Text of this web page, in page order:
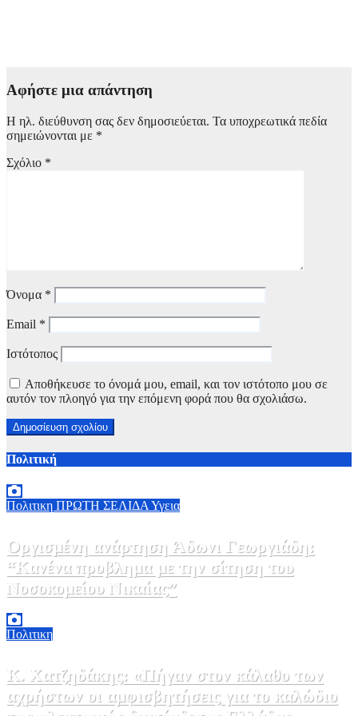
Αφήστε μια απάντηση
Η ηλ. διεύθυνση σας δεν δημοσιεύεται. Τα υποχρεωτικά πεδία
σημειώνονται με *
Σχόλιο *
Όνομα *
Email *
Ιστότοπος
Αποθήκευσε το όνομά μου, email, και τον ιστότοπο μου σε
αυτόν τον πλοηγό για την επόμενη φορά που θα σχολιάσω.
Πολιτική
Πολιτικη ΠΡΩΤΗ ΣΕΛΙΔΑ Υγεια
Οργισμένη ανάρτηση Άδωνι Γεωργιάδη:
“Κανένα προβλημα με την σίτηση του
Νοσοκομείου Νικαίας”
Πολιτικη
Κ. Χατζηδάκης: «Πήγαν στον κάλαθο των
αχρήστων οι αμφισβητήσεις για το καλώδιο